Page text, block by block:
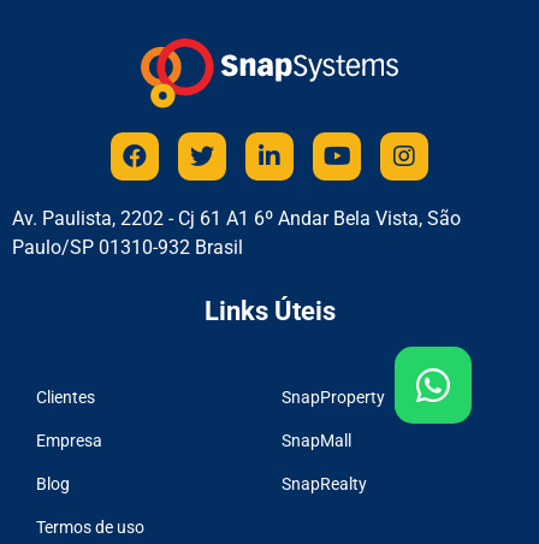
Av. Paulista, 2202 - Cj 61 A1 6º Andar Bela Vista, São
Paulo/SP 01310-932 Brasil
Links Úteis
Clientes
Empresa
Blog
Termos de uso
SnapProperty
SnapMall
SnapRealty